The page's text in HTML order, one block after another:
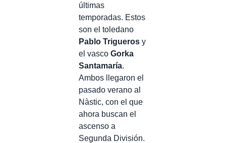
últimas
temporadas. Estos
son el toledano
Pablo Trigueros y
el vasco Gorka
Santamaría.
Ambos llegaron el
pasado verano al
Nàstic, con el que
ahora buscan el
ascenso a
Segunda División.